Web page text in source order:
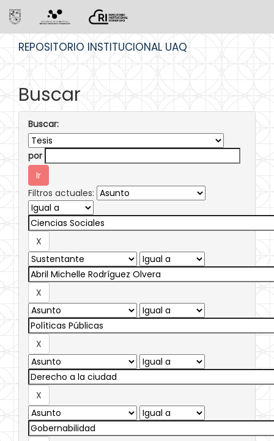
REPOSITORIO INSTITUCIONAL UAQ
Buscar
Buscar:
por
Filtros actuales: